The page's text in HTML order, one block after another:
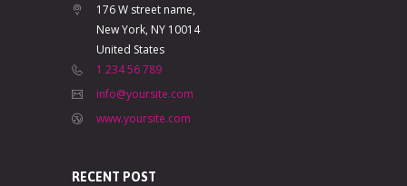
176 W street name,
New York, NY 10014
United States
1 234 56 789
info@yoursite.com
www.yoursite.com
RECENT POST